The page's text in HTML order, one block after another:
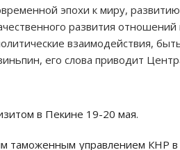
эпохи к миру,
развития
взаимодействия,
его слова приводит
в Пекине 19-20 мая.
таможенным управлением КНР